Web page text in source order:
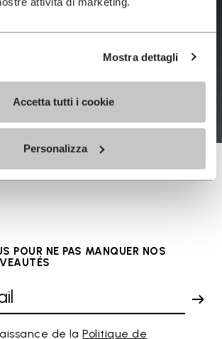
Mostra dettagli
Accetta tutti i cookie
Personalizza
POUR NE PAS MANQUER NOS
de laPolitique de